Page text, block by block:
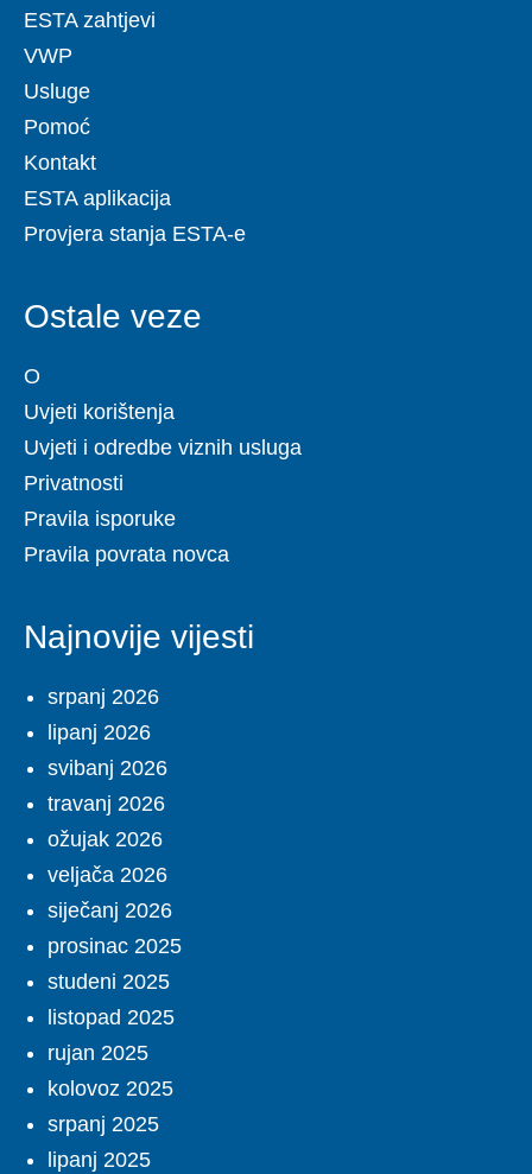
ESTA zahtjevi
VWP
Usluge
Pomoć
Kontakt
ESTA aplikacija
Provjera stanja ESTA-e
Ostale veze
O
Uvjeti korištenja
Uvjeti i odredbe viznih usluga
Privatnosti
Pravila isporuke
Pravila povrata novca
Najnovije vijesti
srpanj 2026
lipanj 2026
svibanj 2026
travanj 2026
ožujak 2026
veljača 2026
siječanj 2026
prosinac 2025
studeni 2025
listopad 2025
rujan 2025
kolovoz 2025
srpanj 2025
lipanj 2025